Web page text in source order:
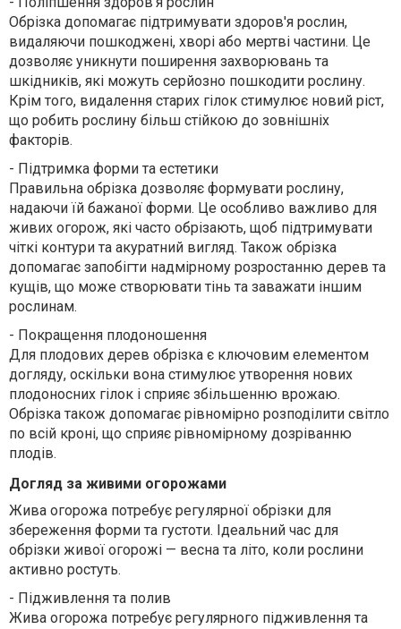
Обрізка допомагає підтримувати здоров'я рослин,
видаляючи пошкоджені, хворі або мертві частини. Це
дозволяє уникнути поширення захворювань та
шкідників, які можуть серйозно пошкодити рослину.
Крім того, видалення старих гілок стимулює новий ріст,
що робить рослину більш стійкою до зовнішніх
факторів.
- Підтримка форми та естетики
Правильна обрізка дозволяє формувати рослину,
надаючи їй бажаної форми. Це особливо важливо для
живих огорож, які часто обрізають, щоб підтримувати
чіткі контури та акуратний вигляд. Також обрізка
допомагає запобігти надмірному розростанню дерев та
кущів, що може створювати тінь та заважати іншим
рослинам.
- Покращення плодоношення
Для плодових дерев обрізка є ключовим елементом
догляду, оскільки вона стимулює утворення нових
плодоносних гілок і сприяє збільшенню врожаю.
Обрізка також допомагає рівномірно розподілити світло
по всій кроні, що сприяє рівномірному дозріванню
плодів.
Догляд за живими огорожами
Жива огорожа потребує регулярної обрізки для
збереження форми та густоти. Ідеальний час для
обрізки живої огорожі — весна та літо, коли рослини
активно ростуть.
- Підживлення та полив
Жива огорожа потребує регулярного підживлення та